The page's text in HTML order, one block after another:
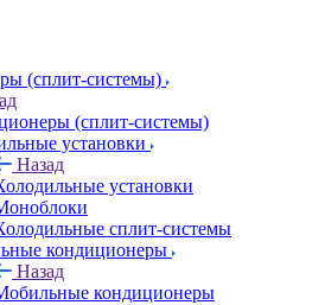
(сплит-системы)
(сплит-системы)
установки
Назад
установки
сплит-системы
кондиционеры
Назад
кондиционеры